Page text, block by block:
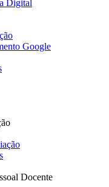
Digital
Google
Docente